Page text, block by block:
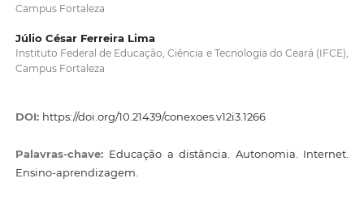
Campus Fortaleza
Júlio César Ferreira Lima
Instituto Federal de Educação, Ciência e Tecnologia do Ceará (IFCE),
Campus Fortaleza
DOI: https://doi.org/10.21439/conexoes.v12i3.1266
Palavras-chave: Educação a distância. Autonomia. Internet.
Ensino-aprendizagem.